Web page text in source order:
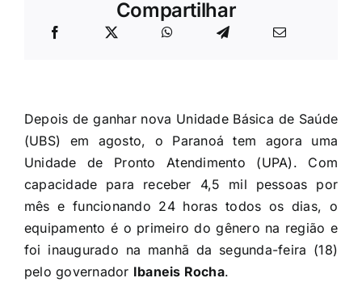
Compartilhar
Depois de ganhar nova Unidade Básica de Saúde
(UBS) em agosto, o Paranoá tem agora uma
Unidade de Pronto Atendimento (UPA). Com
capacidade para receber 4,5 mil pessoas por
mês e funcionando 24 horas todos os dias, o
equipamento é o primeiro do gênero na região e
foi inaugurado na manhã da segunda-feira (18)
pelo governador Ibaneis Rocha.